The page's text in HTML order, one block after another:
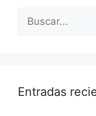
Entradas